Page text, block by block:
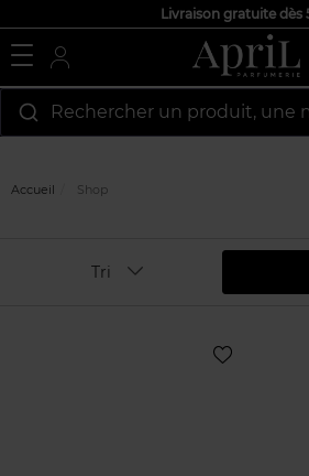
Livraison gratuite dès
Rechercher un produit, une
Accueil Shop
Tri